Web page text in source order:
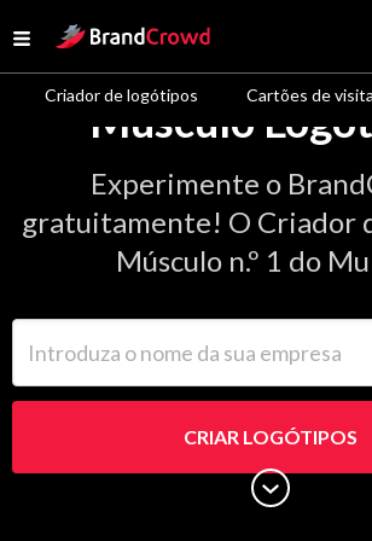
Open menu
Site Logo
Criador de logótipos Cartões de visita
Músculo
Experimente o
gratuitamente! O Criador
Músculo n.º 1 do
CRIAR LOGÓTIPOS